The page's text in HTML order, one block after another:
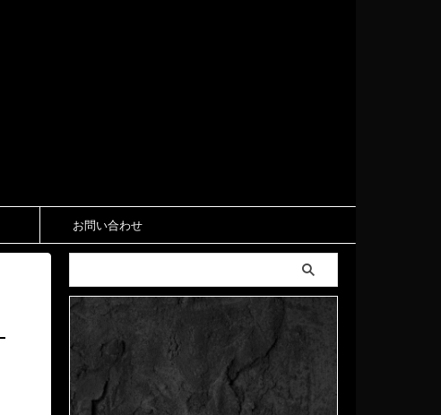
お問い合わせ